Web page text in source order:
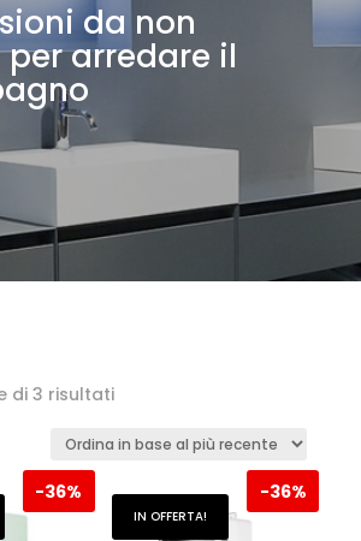
da non
arredare il
di 3 risultatiOrdina
al
più
-36%
IN OFFERTA!
-36%